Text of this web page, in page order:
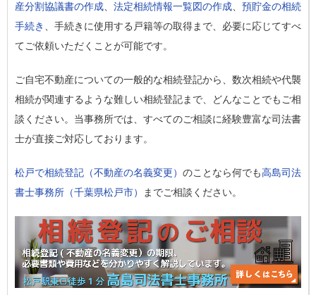
産分割協議書の作成、 法定相続情報一覧図の作成、 預貯金の相続
手続き 、手続きに使用する戸籍等の取得まで、必要に応じてすべ
てご依頼いただくことが可能です。
ご自宅不動産についての一般的な相続登記から、数次相続や代襲
相続が関連するような難しい相続登記まで、どんなことでもご相
談ください。当事務所では、すべてのご相談に経験豊富な司法書
士が直接ご対応しております。
松戸で相続登記（不動産の名義変更） のことなら何でも高島司法
書士事務所（千葉県松戸市）
までご相談ください。